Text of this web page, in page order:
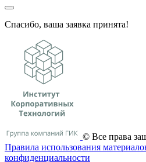
Спасибо, ваша заявка принята!
© Все права
Правила использования
конфиденциальности